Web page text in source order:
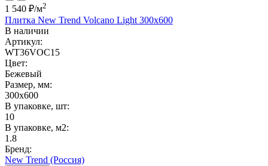
1 540 ₽/м2
Плитка New Trend Volcano Light 300x600
В наличии
Артикул:
WT36VOC15
Цвет:
Бежевый
Размер, мм:
300x600
В упаковке, шт:
10
В упаковке, м2:
1.8
Бренд:
New Trend (Россия)